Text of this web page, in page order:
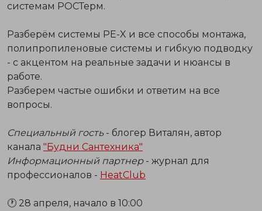
системам РОСТерм.
Разберём системы PE-X и все способы монтажа,
полипропиленовые системы и гибкую подводку
- с акцентом на реальные задачи и нюансы в
работе.
Разберем частые ошибки и ответим на все
вопросы.
Специальный гость- блогер Виталян, автор
канала "Будни Сантехника"
Информационный партнер- журнал для
профессионалов - НeatClub
🕐 28 апреля, начало в 10:00